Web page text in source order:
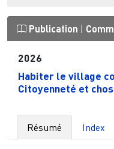
Publication
2026
Habiter le village
Citoyenneté et
Résumé Index